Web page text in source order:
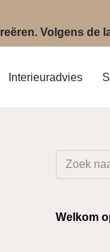
Volgens de
Interieuradvies
Welkom